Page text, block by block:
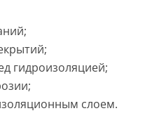
гидроизоляцией;
слоем.